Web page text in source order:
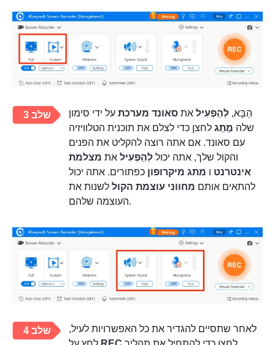
שלב 3 הַבָּא, לְהַפְעִיל את סאונד מערכת על ידי סימון
שלה מֶתֶג לחצן כדי לצלם את תוכנית הטלוויזיה
עם סאונד. אם אתה רוצה להקליט את הפנים
והקול שלך, אתה יכול לְהַפְעִיל את מצלמת
אינטרנט ו מתג מיקרופון כפתורים. אתה יכול
להתאים אותם מחווני עוצמת הקול לשנות את
העוצמה שלהם.
שלב 4
לאחר שתסיים להגדיר את כל האפשרויות לעיל,